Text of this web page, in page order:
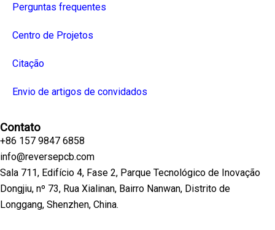
Perguntas frequentes
Centro de Projetos
Citação
Envio de artigos de convidados
Contato
+86 157 9847 6858
info@reversepcb.com
Sala 711, Edifício 4, Fase 2, Parque Tecnológico de Inovação
Dongjiu, nº 73, Rua Xialinan, Bairro Nanwan, Distrito de
Longgang, Shenzhen, China.